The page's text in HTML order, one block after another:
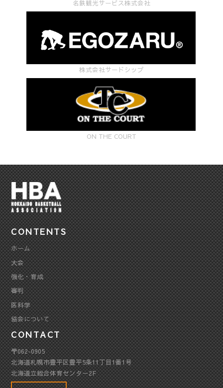
名鉄観光サービス株式会社
株式会社サードシップ
ON THE COURT
CONTENTS
ホーム
大会
強化・育成
審判
医科学
協会について
CONTACT
〒062-0905
北海道札幌市豊平区豊平5条11丁目1番1号
北海道立総合体育センター2F